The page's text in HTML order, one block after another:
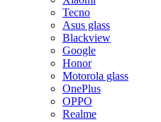
Tecno
Asus glass
Blackview
Google
Honor
Motorola glass
OnePlus
OPPO
Realme